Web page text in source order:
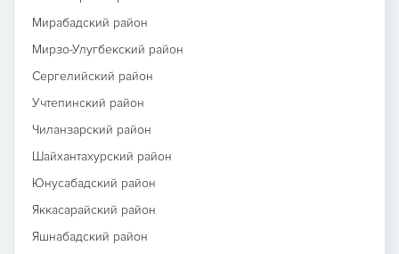
Мирабадский район
Мирзо-Улугбекский район
Сергелийский район
Учтепинский район
Чиланзарский район
Шайхантахурский район
Юнусабадский район
Яккасарайский район
Яшнабадский район